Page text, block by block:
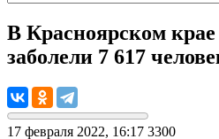
В Красноярском
заболели 7 617
17 февраля 2022, 16:17 3300